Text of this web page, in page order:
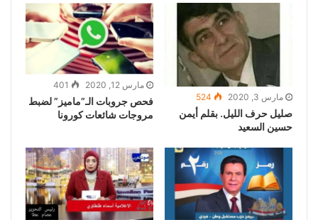
مارس 3, 2020 524
صليل حرف الليل. بقلم أيمن
حسين السعيد
مارس 12, 2020 401
فحص جروبات الـ”ماميز” لضبط
مروجات شائعات كورونا